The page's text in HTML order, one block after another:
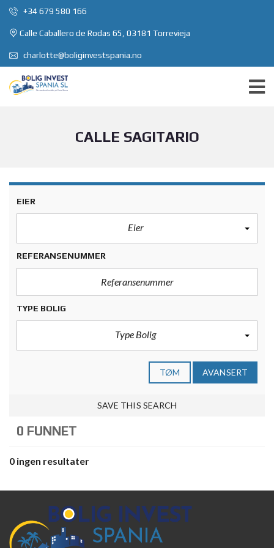
+34 679 580 166
Calle Caballero de Rodas 65, 03181 Torrevieja
charlotte@boliginvestspania.no
CALLE SAGITARIO
EIER
Eier
REFERANSENUMMER
TYPE BOLIG
Type Bolig
TØM AVANSERT
SAVE THIS SEARCH
0 FUNNET
0 ingen resultater